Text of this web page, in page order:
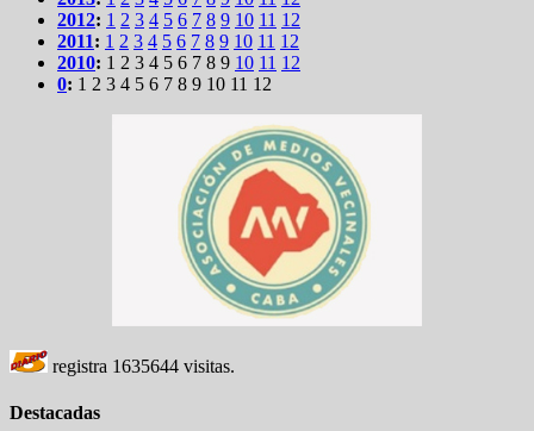
2012: 1 2 3 4 5 6 7 8 9 10 11 12
2011: 1 2 3 4 5 6 7 8 9 10 11 12
2010: 1 2 3 4 5 6 7 8 9 10 11 12
0: 1 2 3 4 5 6 7 8 9 10 11 12
registra 1635644 visitas.
Destacadas